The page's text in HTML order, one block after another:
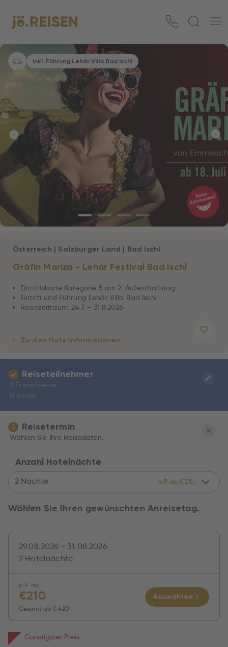
inkl. Führung Lehár Villa Bad Ischl
Gräfin Mariza - Lehár Festival Bad Ischl
Österreich | Salzburger Land | Bad Ischl
Eintrittskarte Kategorie 5 am 2. Aufenthaltstag
Eintritt und Führung Lehár Villa Bad Ischl
Reisezeitraum: 24.7. – 31.8.2026
Zu den Hotelinformationen
Reiseteilnehmer
2 Erwachsene
0 Kinder
2 Reisetermin
Wählen Sie Ihre Reisedaten.
Anzahl Hotelnächte
2 Nächte p.P. ab € 210,-
Wählen Sie Ihren gewünschten Anreisetag.
29.08.2026 - 31.08.2026
2 Hotelnächte
p.P. ab
€210
Gesamt ab€ 420
Auswählen
Günstigster Preis